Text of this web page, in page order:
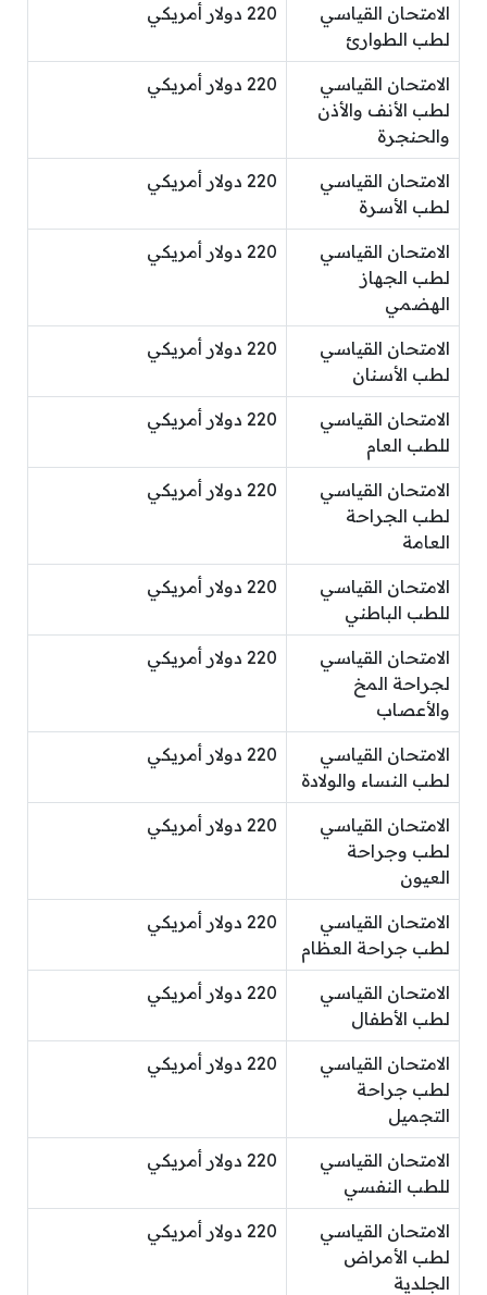
الامتحان القياسي
لطب الطوارئ
220 دولار أمريكي
الامتحان القياسي
لطب الأنف والأذن
والحنجرة
220 دولار أمريكي
الامتحان القياسي
لطب الأسرة
220 دولار أمريكي
الامتحان القياسي
لطب الجهاز
الهضمي
220 دولار أمريكي
الامتحان القياسي
لطب الأسنان
220 دولار أمريكي
الامتحان القياسي
للطب العام
220 دولار أمريكي
الامتحان القياسي
لطب الجراحة
العامة
220 دولار أمريكي
الامتحان القياسي
للطب الباطني
220 دولار أمريكي
الامتحان القياسي
لجراحة المخ
والأعصاب
220 دولار أمريكي
الامتحان القياسي
لطب النساء والولادة
220 دولار أمريكي
الامتحان القياسي
لطب وجراحة
العيون
220 دولار أمريكي
الامتحان القياسي
لطب جراحة العظام
220 دولار أمريكي
الامتحان القياسي
لطب الأطفال
220 دولار أمريكي
الامتحان القياسي
لطب جراحة
التجميل
220 دولار أمريكي
الامتحان القياسي
للطب النفسي
220 دولار أمريكي
الامتحان القياسي
لطب الأمراض
الجلدية
220 دولار أمريكي